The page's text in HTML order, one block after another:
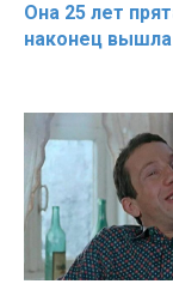
Она 25 лет
наконец